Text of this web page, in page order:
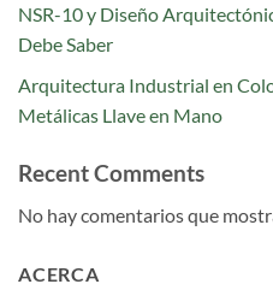
NSR-10 y Diseño
Debe Saber
Arquitectura Industrial en
Metálicas Llave en Mano
Recent Comments
No hay comentarios que
ACERCA